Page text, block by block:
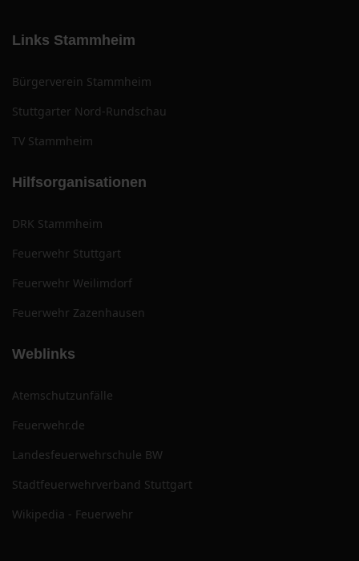
Links Stammheim
Bürgerverein Stammheim
Stuttgarter Nord-Rundschau
TV Stammheim
Hilfsorganisationen
DRK Stammheim
Feuerwehr Stuttgart
Feuerwehr Weilimdorf
Feuerwehr Zazenhausen
Weblinks
Atemschutzunfälle
Feuerwehr.de
Landesfeuerwehrschule BW
Stadtfeuerwehrverband Stuttgart
Wikipedia - Feuerwehr